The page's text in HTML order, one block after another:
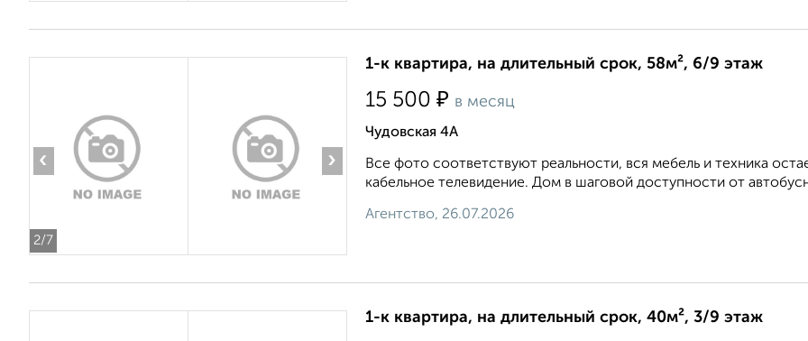
2/7
‹ ›
1-к квартира, на длительный срок, 58м², 6/9 этаж
15 500 ₽ в месяц
Чудовская 4А
Все фото соответствуют реальности, вся мебель и техника
кабельное телевидение. Дом в шаговой доступности от
Агентство, 26.07.2026
1-к квартира, на длительный срок, 40м², 3/9 этаж